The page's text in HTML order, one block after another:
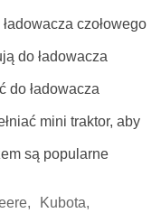
czołowego
do ładowacza
do ładowacza
mini traktor, aby
są popularne
Kubota,